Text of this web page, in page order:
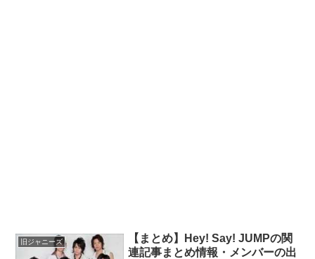
旧ジャニーズ
【まとめ】Hey! Say! JUMPの関
連記事まとめ情報・メンバーの出